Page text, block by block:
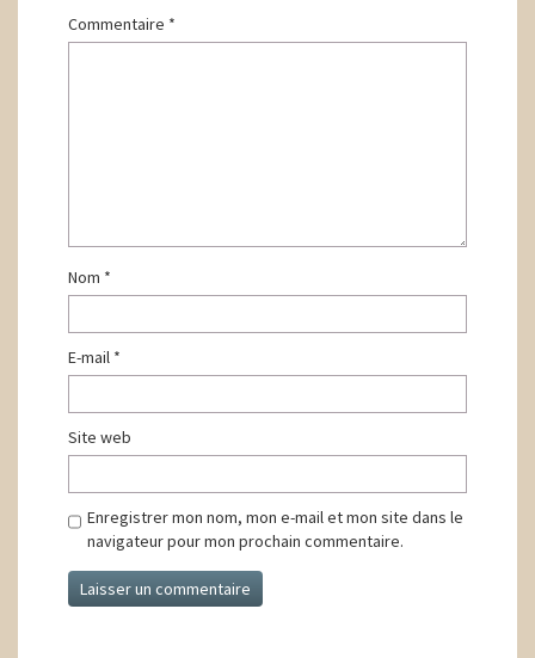
Commentaire *
Nom *
E-mail *
Site web
Enregistrer mon nom, mon e-mail et mon site dans le
navigateur pour mon prochain commentaire.